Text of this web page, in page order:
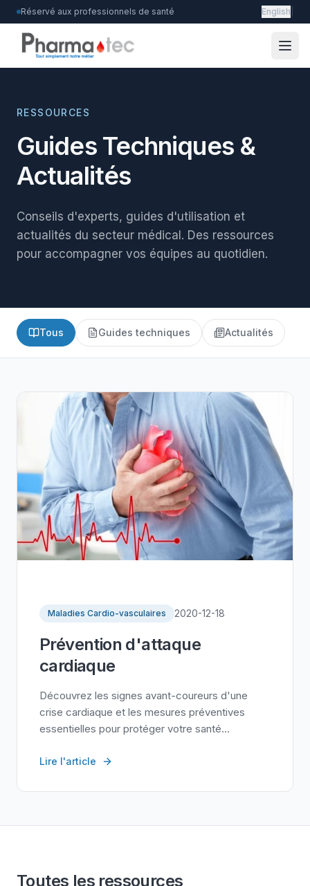
Réservé aux professionnels de santé English
RESSOURCES
Guides Techniques &
Actualités
Conseils d'experts, guides d'utilisation et
actualités du secteur médical. Des ressources
pour accompagner vos équipes au quotidien.
Tous Guides techniques Actualités
Maladies Cardio-vasculaires 2020-12-18
Prévention d'attaque
cardiaque
Découvrez les signes avant-coureurs d'une
crise cardiaque et les mesures préventives
essentielles pour protéger votre santé
Lire l'article
Toutes les ressources